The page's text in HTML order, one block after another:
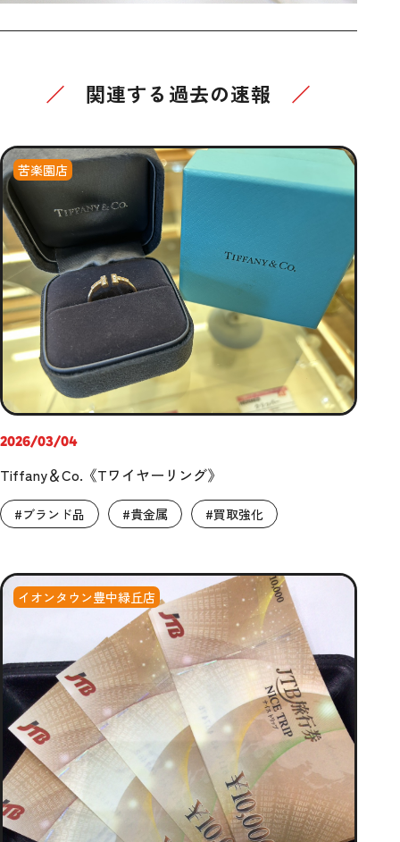
関連する過去の速報
苦楽園店
2026/03/04
Tiffany＆Co.《Tワイヤーリング》
#ブランド品 #貴金属 #買取強化
イオンタウン豊中緑丘店